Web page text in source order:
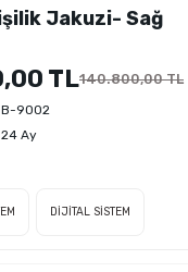
Jakuzi- Sağ
TL140.800,00 TL
B-9002
24 Ay
DİJİTAL SİSTEM